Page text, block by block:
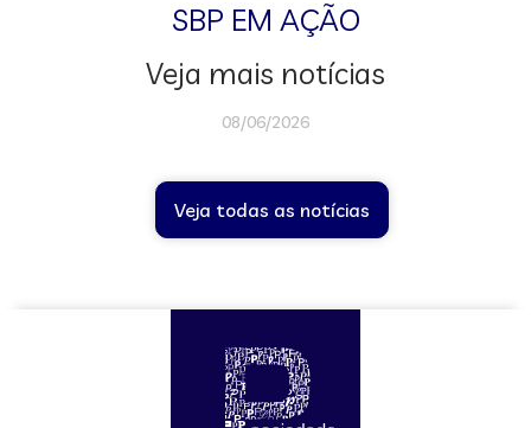
SBP EM AÇÃO
Veja mais notícias
08/06/2026
Veja todas as notícias